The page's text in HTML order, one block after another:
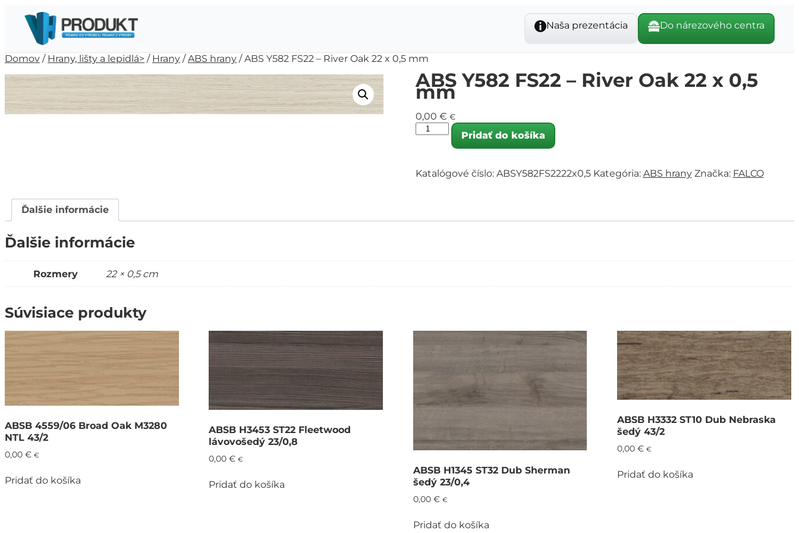
Naša prezentácia Do nárezového centra
Domov / Hrany, lišty a lepidlá> / Hrany /ABS hrany / ABS Y582 FS22 – River Oak 22 x 0,5 mm
ABS Y582 FS22 – River Oak 22 x 0,5
mm
0,00 € €
Pridať do košíka
Katalógové číslo: ABSY582FS2222x0,5 Kategória: ABS hrany Značka: FALCO
Ďalšie informácie
Ďalšie informácie
Rozmery 22 × 0,5 cm
Súvisiace produkty
ABSB 4559/06 Broad Oak M3280
NTL 43/2
0,00 € €
Pridať do košíka
ABSB H3453 ST22 Fleetwood
lávovošedý 23/0,8
0,00€ €
Pridať do košíka
ABSB H1345 ST32 Dub Sherman
šedý 23/0,4
0,00 € €
Pridať do košíka
ABSB H3332 ST10 Dub Nebraska
šedý 43/2
0,00 € €
Pridať do košíka